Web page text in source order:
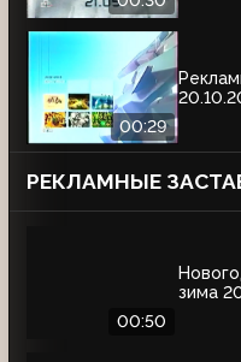
00:29
РЕКЛАМНЫЕ
00:50
зима